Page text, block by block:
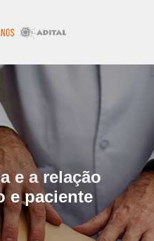
e a relação
e paciente